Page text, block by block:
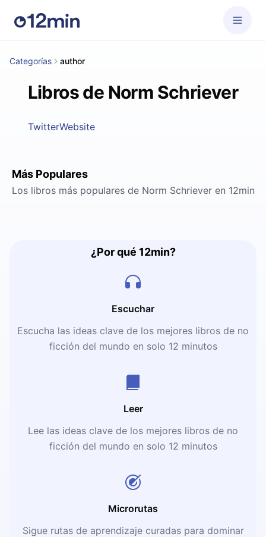
Categorías author
Libros de Norm Schriever
TwitterWebsite
Más Populares
Los libros más populares de Norm Schriever en 12min
¿Por qué 12min?
Escuchar
Escucha las ideas clave de los mejores libros de no
ficción del mundo en solo 12 minutos
Leer
Lee las ideas clave de los mejores libros de no
ficción del mundo en solo 12 minutos
Microrutas
Sigue rutas de aprendizaje curadas para dominar